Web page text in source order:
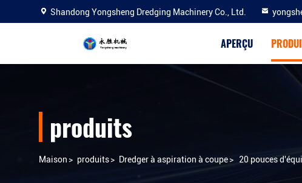
Shandong Yongsheng Dredging Machinery Co., Ltd.
APERÇU
produits
Maison > produits> Dredger à aspiration à coupe> 20 pouces